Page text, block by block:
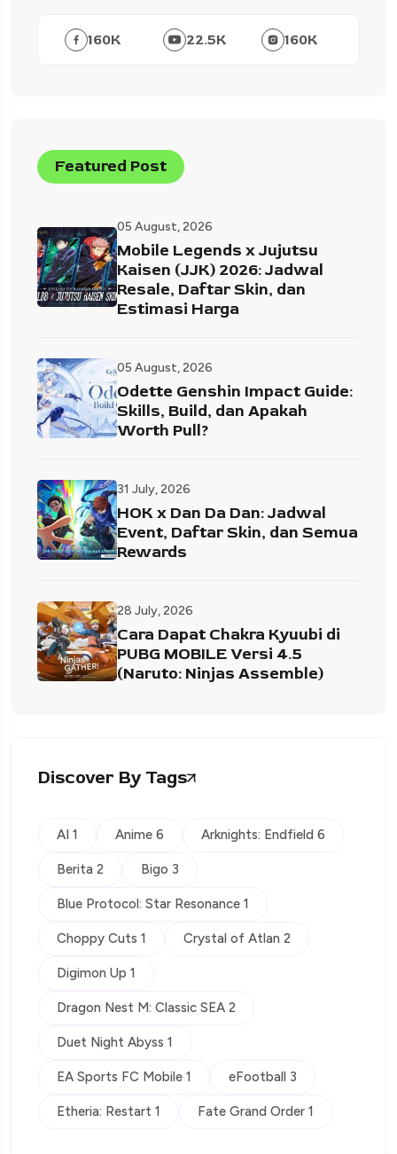
160K 22.5K 160K
Featured Post
05 August, 2026
Mobile Legends x Jujutsu
Kaisen (JJK) 2026: Jadwal
Resale, Daftar Skin, dan
Estimasi Harga
05 August, 2026
Odette Genshin Impact Guide:
Skills, Build, dan Apakah
Worth Pull?
31 July, 2026
HOK x Dan Da Dan: Jadwal
Event, Daftar Skin, dan Semua
Rewards
28 July, 2026
Cara Dapat Chakra Kyuubi di
PUBG MOBILE Versi 4.5
(Naruto: Ninjas Assemble)
Discover By Tags
AI 1 Anime 6 Arknights: Endfield 6
Berita 2 Bigo 3
Blue Protocol: Star Resonance 1
Choppy Cuts 1 Crystal of Atlan 2
Digimon Up 1
Dragon Nest M: Classic SEA 2
Duet Night Abyss 1
EA Sports FC Mobile 1 eFootball 3
Etheria: Restart 1 Fate Grand Order 1